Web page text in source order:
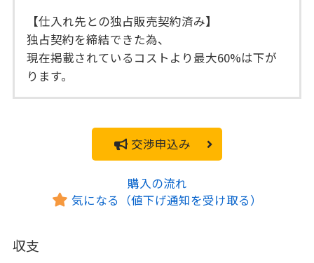
【仕入れ先との独占販売契約済み】
独占契約を締結できた為、
現在掲載されているコストより最大60%は下が
ります。
交渉申込み
購入の流れ
気になる（値下げ通知を受け取る）
収支